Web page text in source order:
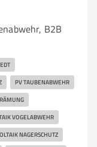
B2B
PV TAUBENABWEHR
VOGELABWEHR
NAGERSCHUTZ